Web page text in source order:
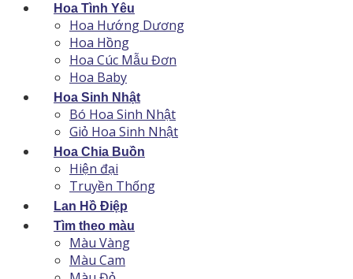
Hoa Tình Yêu
Hoa Hướng Dương
Hoa Hồng
Hoa Cúc Mẫu Đơn
Hoa Baby
Hoa Sinh Nhật
Bó Hoa Sinh Nhật
Giỏ Hoa Sinh Nhật
Hoa Chia Buồn
Hiện đại
Truyền Thống
Lan Hồ Điệp
Tìm theo màu
Màu Vàng
Màu Cam